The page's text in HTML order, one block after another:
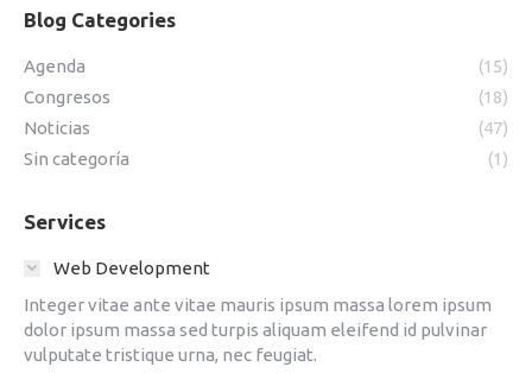
NAVEGACIÓN
ENTRE
ÁLBUMES
Blog Categories
Agenda
(15)
Congresos
(18)
Noticias
(47)
Sin categoría
(1)
Services
Web Development
Integer vitae ante vitae mauris ipsum massa lorem ipsum
dolor ipsum massa sed turpis aliquam eleifend id pulvinar
vulputate tristique urna, nec feugiat.